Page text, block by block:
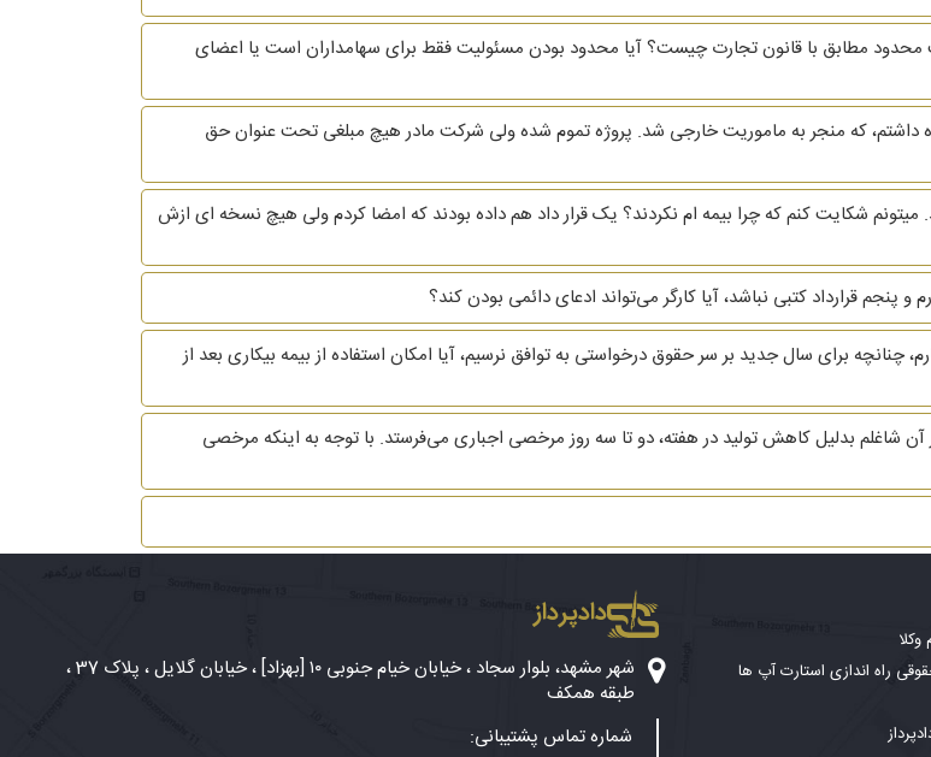
مطابق با قانون تجارت چیست؟ آیا محدود بودن مسئولیت فقط برای سهامداران است یا اعضای
که منجر به ماموریت خارجی شد. پروژه تموم شده ولی شرکت مادر هیچ مبلغی تحت عنوان حق
شکایت کنم که چرا بیمه ام نکردند؟ یک قرار داد هم داده بودند که امضا کردم ولی هیچ نسخه ای ازش
چنانچه برای سال جدید بر سر حقوق درخواستی به توافق نرسیم، آیا امکان استفاده از بیمه بیکاری بعد از
بدلیل کاهش تولید در هفته، دو تا سه روز مرخصی اجباری می‌فرستد. با توجه به اینکه مرخصی
راه اندازی استارت آپ ها
دادپرداز
شهر مشهد، بلوار سجاد ، خیابان خیام جنوبی ۱۰ [بهزاد] ، خیابان گلایل ، پلاک 37 ،
طبقه همکف
شماره تماس پشتیبانی: